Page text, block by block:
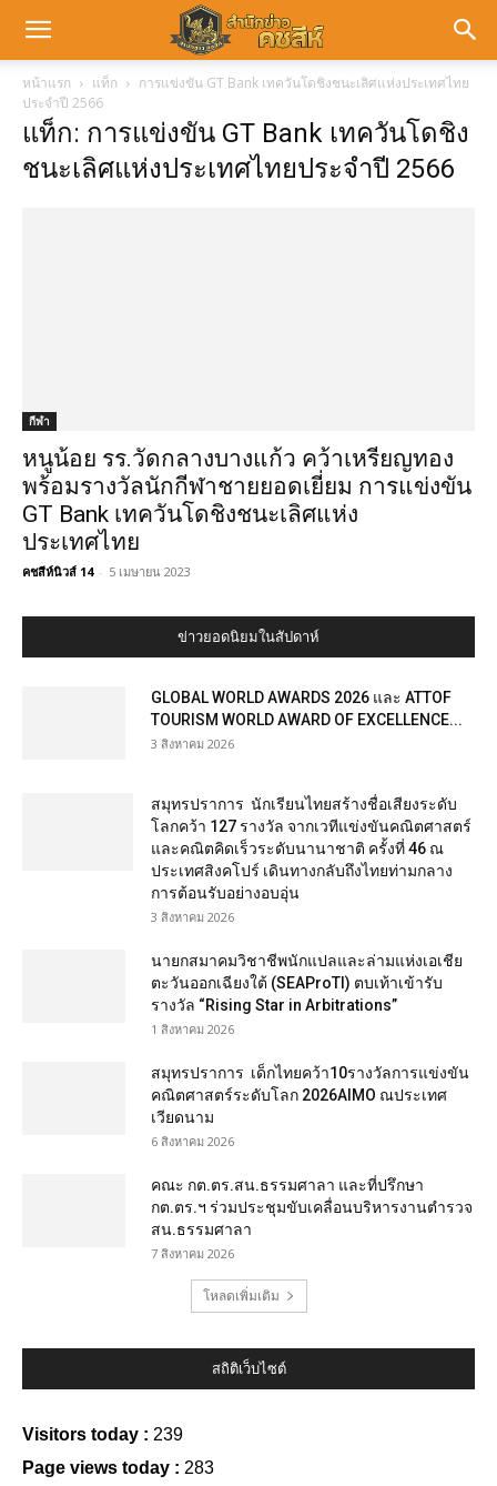
หน้าแรก แท็ก
การแข่งขัน GT Bank เทควันโดชิงชนะเลิศแห่งประเทศไทย
ประจำปี 2566
แท็ก: การแข่งขัน GT Bank เทควันโดชิง
ชนะเลิศแห่งประเทศไทยประจำปี 2566
กีฬา
หนูน้อย รร.วัดกลางบางแก้ว คว้าเหรียญทอง
พร้อมรางวัลนักกีฬาชายยอดเยี่ยม การแข่งขัน
GT Bank เทควันโดชิงชนะเลิศแห่ง
ประเทศไทย
คชสีห์นิวส์ 14 - 5 เมษายน 2023
ข่าวยอดนิยมในสัปดาห์
GLOBAL WORLD AWARDS 2026 และ ATTOF
TOURISM WORLD AWARD OF EXCELLENCE...
3 สิงหาคม 2026
สมุทรปราการ นักเรียนไทยสร้างชื่อเสียงระดับ
โลกคว้า 127 รางวัล จากเวทีแข่งขันคณิตศาสตร์
และคณิตคิดเร็วระดับนานาชาติ ครั้งที่ 46 ณ
ประเทศสิงคโปร์ เดินทางกลับถึงไทยท่ามกลาง
การต้อนรับอย่างอบอุ่น
3 สิงหาคม 2026
นายกสมาคมวิชาชีพนักแปลและล่ามแห่งเอเชีย
ตะวันออกเฉียงใต้ (SEAProTI) ตบเท้าเข้ารับ
รางวัล “Rising Star in Arbitrations”
1 สิงหาคม 2026
สมุทรปราการ เด็กไทยคว้า10รางวัลการแข่งขัน
คณิตศาสตร์ระดับโลก 2026AIMO ณประเทศ
เวียดนาม
6 สิงหาคม 2026
คณะ กต.ตร.สน.ธรรมศาลา และที่ปรึกษา
กต.ตร.ฯ ร่วมประชุมขับเคลื่อนบริหารงานตำรวจ
สน.ธรรมศาลา
7 สิงหาคม 2026
โหลดเพิ่มเติม
สถิติเว็บไซต์
Visitors today : 239
Page views today : 283